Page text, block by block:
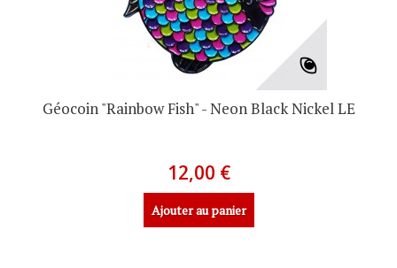
Géocoin "Rainbow Fish" - Neon Black Nickel LE
12,00 €
Ajouter au panier